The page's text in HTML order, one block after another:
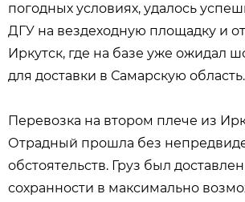
погодных условиях, удалось
ДГУ на вездеходную площадку и
Иркутск, где на базе уже ожидал
для доставки в Самарскую область.
Перевозка на втором плече из
Отрадный прошла без
обстоятельств. Груз был
сохранности в максимально